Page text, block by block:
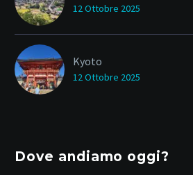
12 Ottobre 2025
Kyoto
12 Ottobre 2025
Dove andiamo oggi?